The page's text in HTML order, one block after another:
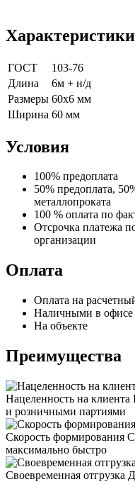
Характеристики
ГОСТ
103-76
Длина
6м + н/д
Размеры 60х6 мм
Ширина 60 мм
Условия
100% предоплата
50% предоплата,
металлопроката
100 % оплата по
Отсрочка платежа
организации
Оплата
Оплата на
Наличными в офисе
На объекте
Преимущества
Нацеленность на клиента
и розничными партиями
Скорость формирования
максимально быстро
Своевременная отгрузка